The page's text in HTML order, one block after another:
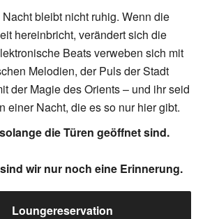
bleibt nicht ruhig. Wenn die
hereinbricht, verändert sich die
Beats verweben sich mit
Melodien, der Puls der Stadt
der Magie des Orients – und ihr seid
einer Nacht, die es so nur hier gibt.
die Türen geöffnet sind.
wir nur noch eine Erinnerung.
Loungereservation